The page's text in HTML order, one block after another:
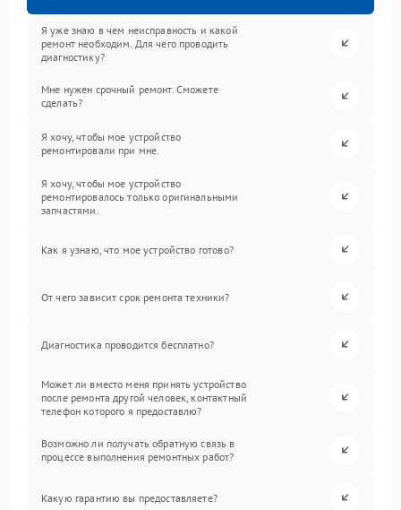
Я уже знаю в чем неисправность и какой
ремонт необходим. Для чего проводить
диагностику?
Мне нужен срочный ремонт. Сможете
сделать?
Я хочу, чтобы мое устройство
ремонтировали при мне.
Я хочу, чтобы мое устройство
ремонтировалось только оригинальными
запчастями.
Как я узнаю, что мое устройство готово?
От чего зависит срок ремонта техники?
Диагностика проводится бесплатно?
Может ли вместо меня принять устройство
после ремонта другой человек, контактный
телефон которого я предоставлю?
Возможно ли получать обратную связь в
процессе выполнения ремонтных работ?
Какую гарантию вы предоставляете?